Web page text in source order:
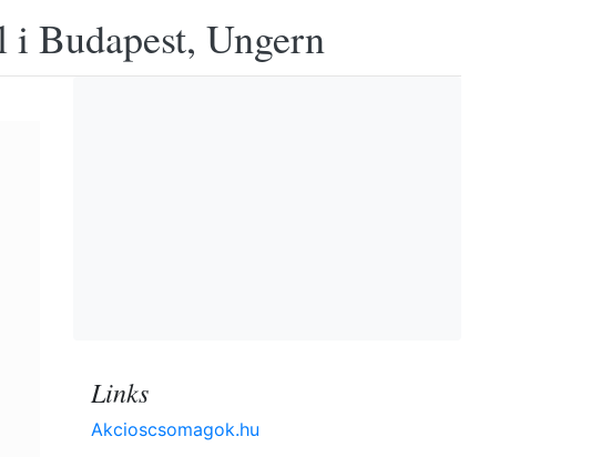
Budapest, Ungern
Links
Akcioscsomagok.hu